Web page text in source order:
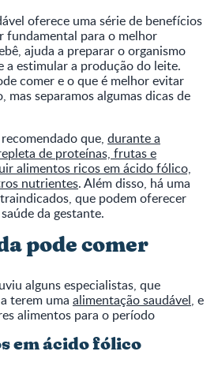
oferece uma série de benefícios
fundamental para o melhor
ajuda a preparar o organismo
a estimular a produção do leite.
comer e o que é melhor evitar
mas separamos algumas dicas de
que, durante a
de proteínas, frutas e
alimentos ricos em ácido fólico,
nutrientes. Além disso, há uma
que podem oferecer
da gestante.
pode comer
alguns especialistas, que
terem uma alimentação saudável, e
alimentos para o período
em ácido fólico